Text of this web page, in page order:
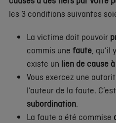
les 3 conditions suivantes
La victime doit pouvoir
commis une faute , qu’il
existe un lien de cause
Vous exercez une
l’auteur de la faute.
subordination.
La faute a été commise